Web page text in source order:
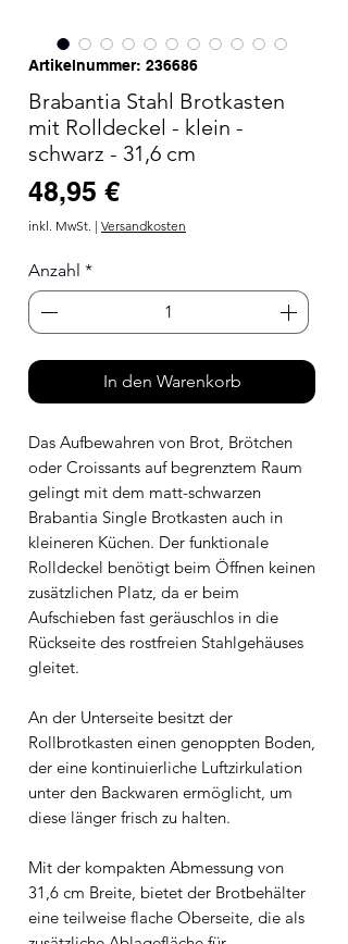
Artikelnummer: 236686
Brabantia Stahl Brotkasten
mit Rolldeckel - klein -
schwarz - 31,6 cm
48,95 €Preis
inkl. MwSt. | Versandkosten
Anzahl *
In den Warenkorb
Das Aufbewahren von Brot, Brötchen
oder Croissants auf begrenztem Raum
gelingt mit dem matt-schwarzen
Brabantia Single Brotkasten auch in
kleineren Küchen. Der funktionale
Rolldeckel benötigt beim Öffnen keinen
zusätzlichen Platz, da er beim
Aufschieben fast geräuschlos in die
Rückseite des rostfreien Stahlgehäuses
gleitet.
An der Unterseite besitzt der
Rollbrotkasten einen genoppten Boden,
der eine kontinuierliche Luftzirkulation
unter den Backwaren ermöglicht, um
diese länger frisch zu halten.
Mit der kompakten Abmessung von
31,6 cm Breite, bietet der Brotbehälter
eine teilweise flache Oberseite, die als